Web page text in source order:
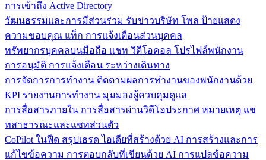
การเข้าถึง Active Directory
วัฒนธรรมและการมีส่วนร่วม รับข่าวบริษัท โพล ป้ายแสดง
ความขอบคุณ แท็ก การแจ้งเตือนส่วนบุคคล
ทรัพยากรบุคคลบนมือถือ แชท วิดีโอคอล โปรไฟล์พนักงาน
การอนุมัติ การแจ้งเตือน ระหว่างเดินทาง
การจัดการการทำงาน ติดตามผลการทำงานของพนักงานด้วย
KPI รายงานการทำงาน มุมมองผู้ควบคุมดูแล
การสื่อสารภายใน การสื่อสารผ่านวิดีโอประกาศ หมายเหตุ แช
ทสาธารณะและแชทส่วนตัว
CoPilot ในฟีด สรุปเธรด ไอเดียที่สร้างด้วย AI การสร้างและการ
แก้ไขข้อความ การตอบกลับที่เขียนด้วย AI การแปลข้อความ